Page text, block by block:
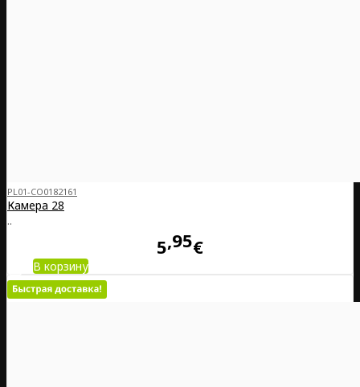
PL01-CO0182161
Камера 28
..
5 95€
В корзину